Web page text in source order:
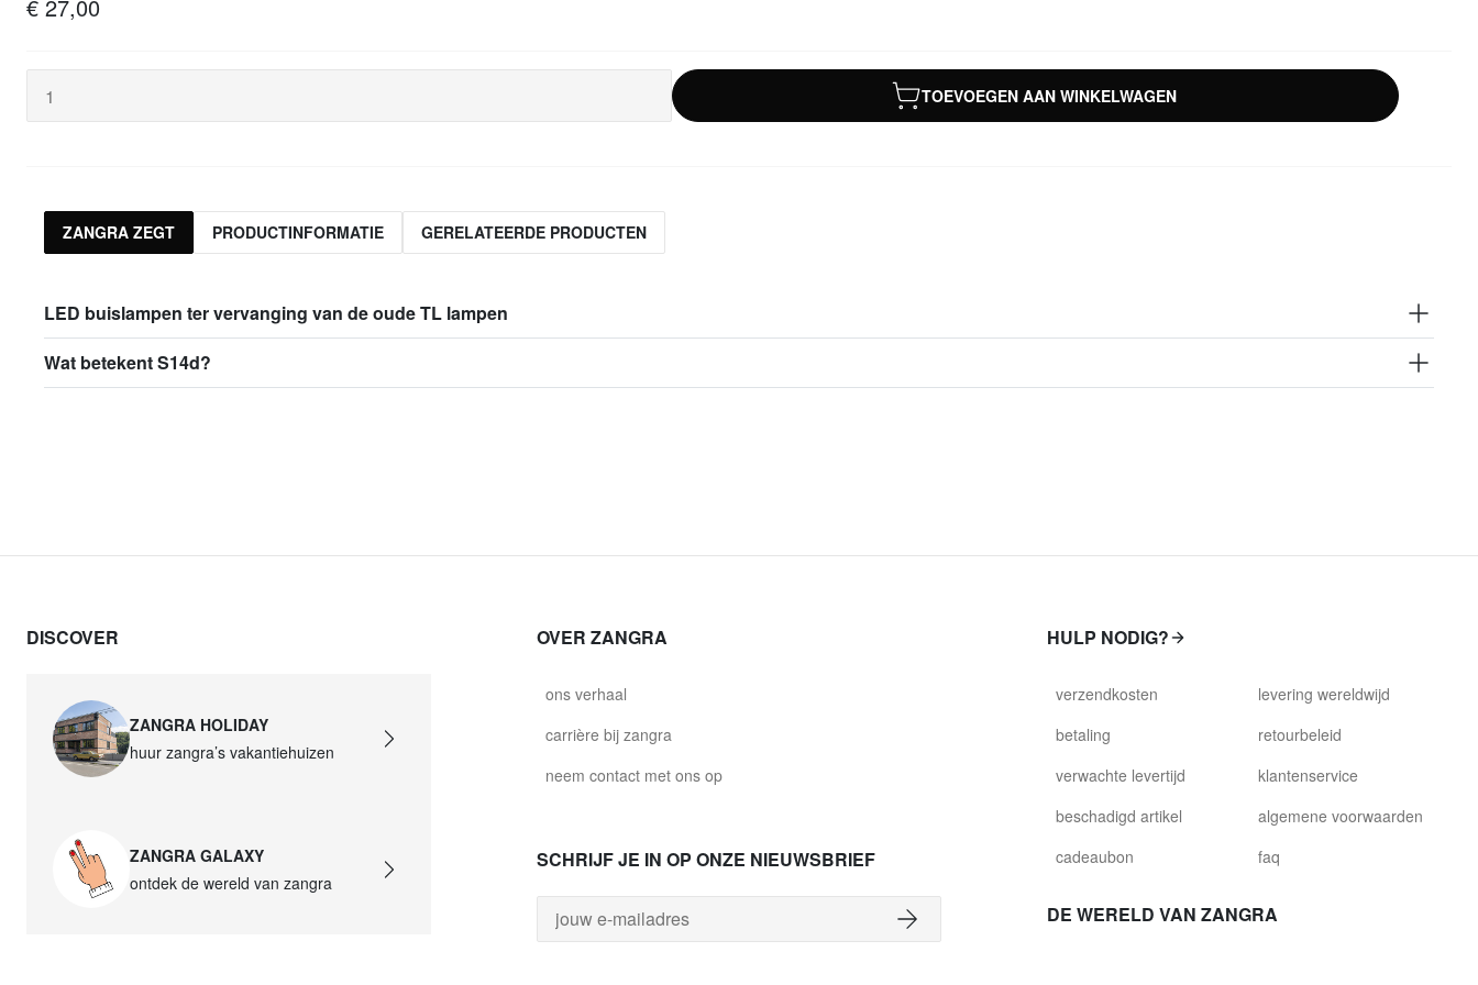
€ 27,00
TOEVOEGEN AAN WINKELWAGEN
ZANGRA ZEGT PRODUCTINFORMATIE GERELATEERDE PRODUCTEN
LED buislampen ter vervanging van de oude TL lampen
Wat betekent S14d?
DISCOVER
ZANGRA HOLIDAY
huur zangra’s vakantiehuizen
ZANGRA GALAXY
ontdek de wereld van zangra
OVER ZANGRA
ons verhaal
carrière bij zangra
neem contact met ons op
SCHRIJF JE IN OP ONZE NIEUWSBRIEF
HULP NODIG?
verzendkosten
betaling
verwachte levertijd
beschadigd artikel
cadeaubon
levering wereldwijd
retourbeleid
klantenservice
algemene voorwaarden
faq
DE WERELD VAN ZANGRA